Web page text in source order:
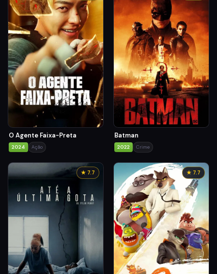
O Agente Faixa-Preta
2024 Ação
Batman
2022 Crime
★ 7.7 ★ 7.7